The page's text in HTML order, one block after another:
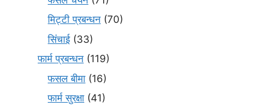
मि‌ट्टी प्रबन्धन (70)
सिंचाई (33)
फार्म प्रबन्धन (119)
फसल बीमा (16)
फार्म सुरक्षा (41)